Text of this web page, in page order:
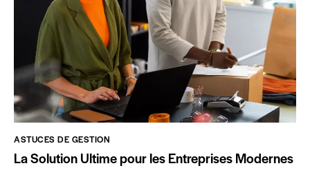
ASTUCES DE GESTION
La Solution Ultime pour les Entreprises Modernes